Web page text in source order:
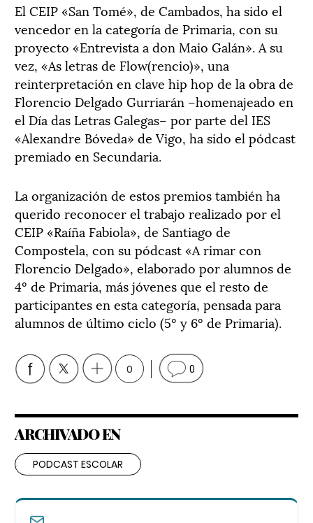
El CEIP «San Tomé», de Cambados, ha sido el
vencedor en la categoría de Primaria, con su
proyecto «Entrevista a don Maio Galán». A su
vez, «As letras de Flow(rencio)», una
reinterpretación en clave hip hop de la obra de
Florencio Delgado Gurriarán –homenajeado en
el Día das Letras Galegas– por parte del IES
«Alexandre Bóveda» de Vigo, ha sido el pódcast
premiado en Secundaria.
La organización de estos premios también ha
querido reconocer el trabajo realizado por el
CEIP «Raíña Fabiola», de Santiago de
Compostela, con su pódcast «A rimar con
Florencio Delgado», elaborado por alumnos de
4º de Primaria, más jóvenes que el resto de
participantes en esta categoría, pensada para
alumnos de último ciclo (5º y 6º de Primaria).
0 0
ARCHIVADO EN
PODCAST ESCOLAR